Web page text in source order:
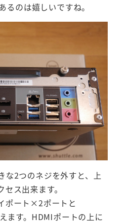
のは嬉しいですね。
な2つのネジを外すと、上
ス出来ます。
ポート×2ポートと
ます。HDMIポートの上に